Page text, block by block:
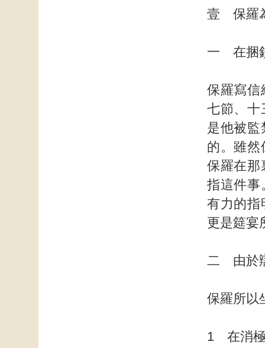
壹 保羅
一 在捆
保羅寫信
七節、十
是他被監
的。雖然
保羅在那
指這件事
有力的指
更是筵宴
二 由於
保羅所以
1 在消極